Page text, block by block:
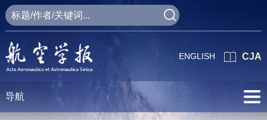
CJA
ENGLISH
导航